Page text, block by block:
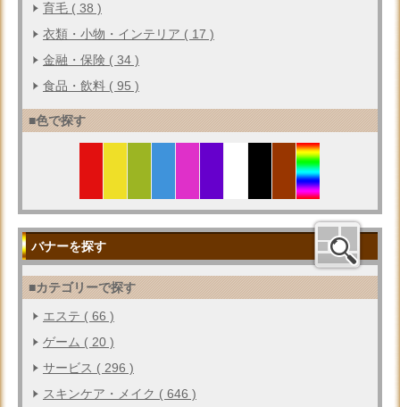
育毛 ( 38 )
衣類・小物・インテリア ( 17 )
金融・保険 ( 34 )
食品・飲料 ( 95 )
■色で探す
バナーを探す
■カテゴリーで探す
エステ ( 66 )
ゲーム ( 20 )
サービス ( 296 )
スキンケア・メイク ( 646 )